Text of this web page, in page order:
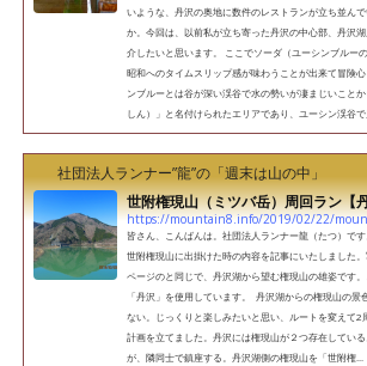
いような、丹沢の奥地に数件のレストランが立ち並ん
か。今回は、以前私が立ち寄った丹沢の中心部、丹沢
介したいと思います。 ここでソーダ（ユーシンブルー
昭和へのタイムスリップ感が味わうことが出来て冒険
ンブルーとは谷が深い渓谷で水の勢いが凄まじいこと
しん）」と名付けられたエリアであり、ユーシン渓谷
社団法人ランナー”龍”の「週末は山の中」
世附権現山（ミツバ岳）周回ラン
https://mountain8.info/2019/02/22/
皆さん、こんばんは。社団法人ランナー龍（たつ）で
世附権現山に出掛けた時の内容を記事にいたしました
ページのと同じで、丹沢湖から望む権現山の雄姿です
「丹沢」を使用しています。 丹沢湖からの権現山の景
ない。じっくりと楽しみたいと思い、ルートを変えて2
計画を立てました。丹沢には権現山が２つ存在してい
が、隣同士で鎮座する。丹沢湖側の権現山を「世附権...